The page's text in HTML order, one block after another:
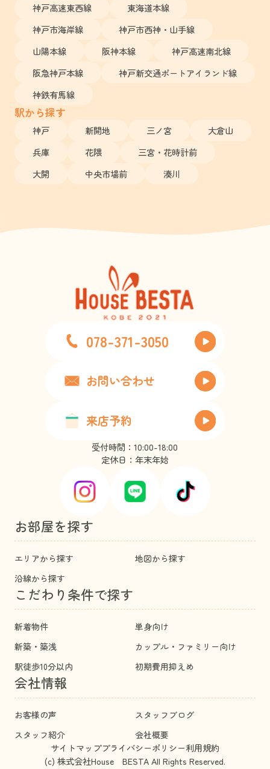
神戸高速東西線
東海道本線
神戸市海岸線
神戸市西神・山手線
山陽本線
阪神本線
神戸高速南北線
阪急神戸本線
神戸新交通ポートアイランド線
神鉄有馬線
駅から探す
神戸 新開地 三ノ宮
大倉山
兵庫
花隈
三宮・花時計前
大開
中央市場前 湊川
078-371-3050
お問い合わせ
来店予約
受付時間：10:00-18:00
定休日：年末年始
お部屋を探す
エリアから探す
地図から探す
沿線から探す
こだわり条件で探す
新着物件
単身向け
新築・築浅
カップル・ファミリー向け
駅徒歩10分以内
初期費用抑えめ
会社情報
お客様の声
スタッフブログ
スタッフ紹介
会社概要
サイトマッププライバシーポリシー利用規約
(c) 株式会社House BESTA All Rights Reserved.